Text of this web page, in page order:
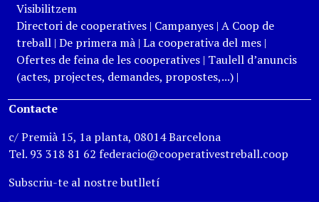
Visibilitzem
Directori de cooperatives| Campanyes| A Coop de
treball| De primera mà| La cooperativa del mes|
Ofertes de feina de les cooperatives| Taulell d’anuncis
(actes, projectes, demandes, propostes,...)|
Contacte
c/ Premià 15, 1a planta, 08014 Barcelona
Tel. 93 318 81 62 federacio@cooperativestreball.coop
Subscriu-te al nostre butlletí